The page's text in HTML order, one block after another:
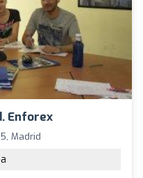
Enforex
Madrid